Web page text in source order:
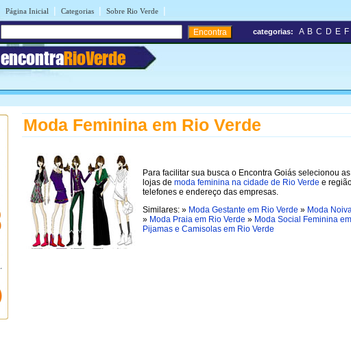
Página Inicial | Categorias | Sobre Rio Verde |
encontraRioVerde
categorias: A B C D E F
Moda Feminina em Rio Verde
Para facilitar sua busca o Encontra Goiás selecionou
lojas de moda feminina na cidade de Rio Verde e
telefones e endereço das empresas.
Similares: » Moda Gestante em Rio Verde » Moda
» Moda Praia em Rio Verde » Moda Social Feminina
Pijamas e Camisolas em Rio Verde